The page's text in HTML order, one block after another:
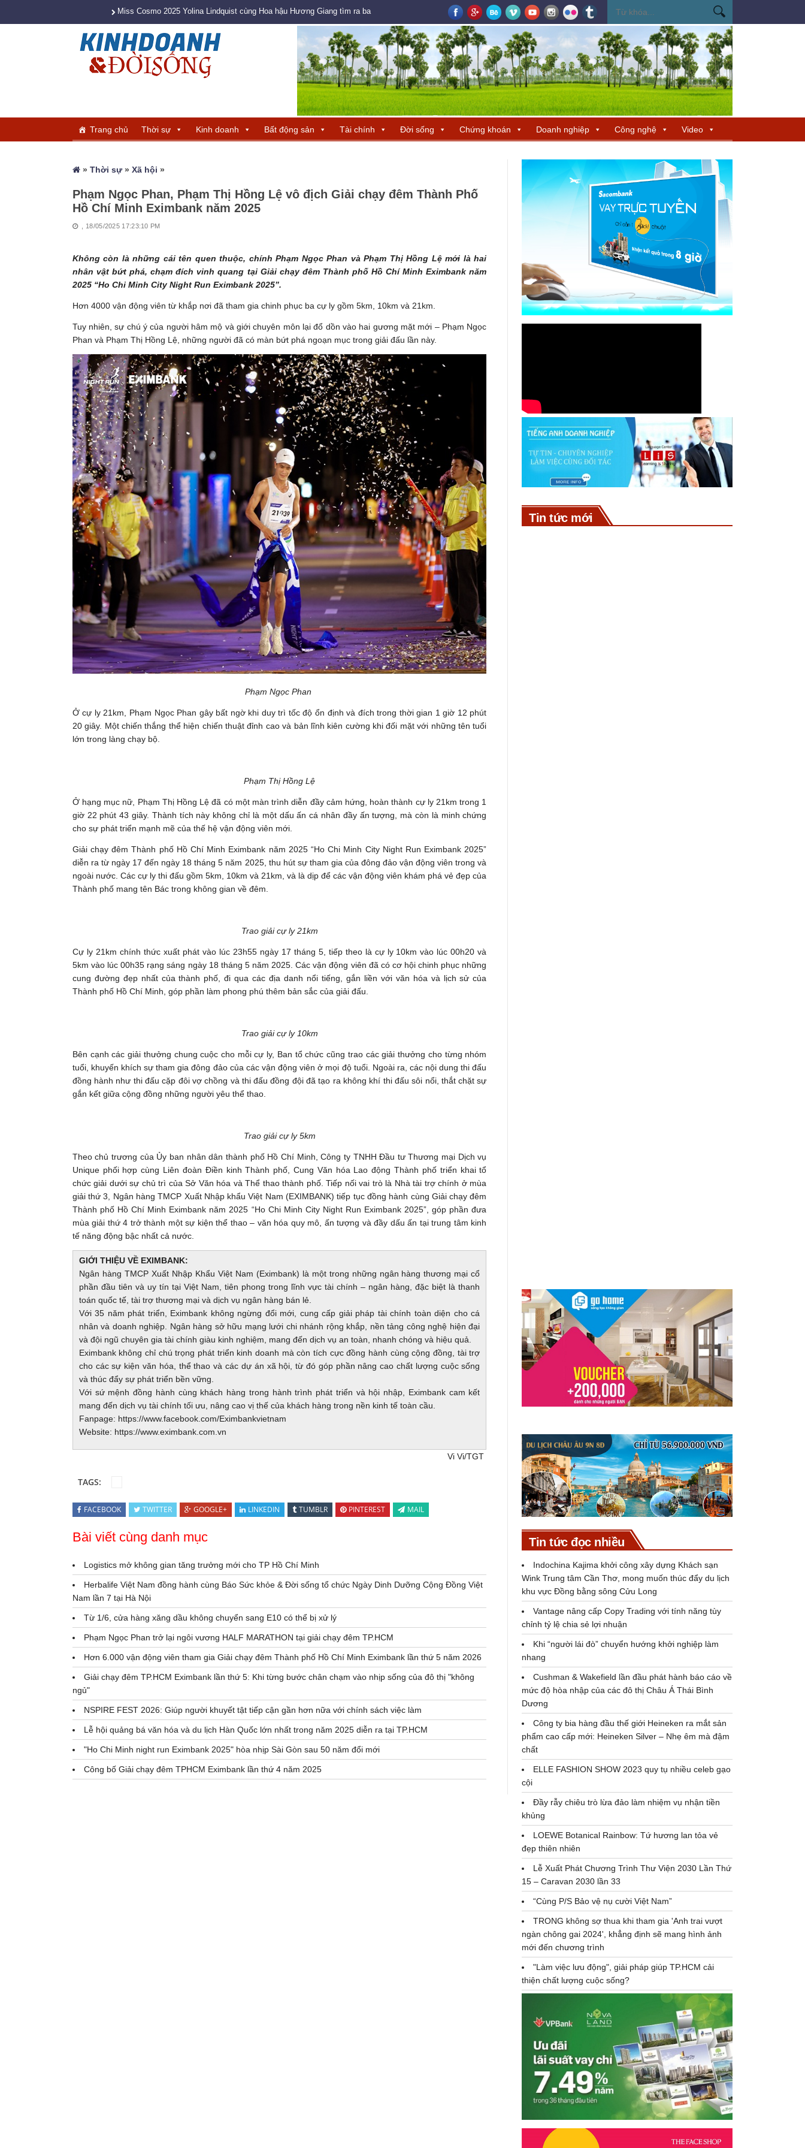
Miss Cosmo 2025 Yolina Lindquist cùng Hoa hậu Hương Giang tìm ra ba đại diện Trung Quốc – Hong Kong – Macau đến Miss Cosmo 2026 Miss Cosmo mở rộng kết nối văn hóa tại Nepal, tìm
Trang chủ Thời sự Kinh doanh Bất động sản Tài chính Đời sống Chứng khoán Doanh nghiệp Công nghệ Video
» Thời sự» Xã hội »
Phạm Ngọc Phan, Phạm Thị Hồng Lệ vô địch Giải chạy đêm Thành Phố
Hồ Chí Minh Eximbank năm 2025
, 18/05/2025 17:23:10 PM
Không còn là những cái tên quen thuộc, chính Phạm Ngọc Phan và Phạm Thị Hồng Lệ mới là hai
nhân vật bứt phá, chạm đích vinh quang tại Giải chạy đêm Thành phố Hồ Chí Minh Eximbank năm
2025 “Ho Chi Minh City Night Run Eximbank 2025”.
Hơn 4000 vận động viên từ khắp nơi đã tham gia chinh phục ba cự ly gồm 5km, 10km và 21km.
Tuy nhiên, sự chú ý của người hâm mộ và giới chuyên môn lại đổ dồn vào hai gương mặt mới – Phạm Ngọc
Phan và Phạm Thị Hồng Lệ, những người đã có màn bứt phá ngoạn mục trong giải đấu lần này.
Phạm Ngọc Phan
Ở cự ly 21km, Phạm Ngọc Phan gây bất ngờ khi duy trì tốc độ ổn định và đích trong thời gian 1 giờ 12 phút
20 giây. Một chiến thắng thể hiện chiến thuật đỉnh cao và bản lĩnh kiên cường khi đối mặt với những tên tuổi
lớn trong làng chạy bộ.
Phạm Thị Hồng Lệ
Ở hạng mục nữ, Phạm Thị Hồng Lệ đã có một màn trình diễn đầy cảm hứng, hoàn thành cự ly 21km trong 1
giờ 22 phút 43 giây. Thành tích này không chỉ là một dấu ấn cá nhân đầy ấn tượng, mà còn là minh chứng
cho sự phát triển mạnh mẽ của thế hệ vận động viên mới.
Giải chạy đêm Thành phố Hồ Chí Minh Eximbank năm 2025 “Ho Chi Minh City Night Run Eximbank 2025”
diễn ra từ ngày 17 đến ngày 18 tháng 5 năm 2025, thu hút sự tham gia của đông đảo vận động viên trong và
ngoài nước. Các cự ly thi đấu gồm 5km, 10km và 21km, và là dịp để các vận động viên khám phá vẻ đẹp của
Thành phố mang tên Bác trong không gian về đêm.
Trao giải cự ly 21km
Cự ly 21km chính thức xuất phát vào lúc 23h55 ngày 17 tháng 5, tiếp theo là cự ly 10km vào lúc 00h20 và
5km vào lúc 00h35 rạng sáng ngày 18 tháng 5 năm 2025. Các vận động viên đã có cơ hội chinh phục những
cung đường đẹp nhất của thành phố, đi qua các địa danh nổi tiếng, gắn liền với văn hóa và lịch sử của
Thành phố Hồ Chí Minh, góp phần làm phong phú thêm bản sắc của giải đấu.
Trao giải cự ly 10km
Bên cạnh các giải thưởng chung cuộc cho mỗi cự ly, Ban tổ chức cũng trao các giải thưởng cho từng nhóm
tuổi, khuyến khích sự tham gia đông đảo của các vận động viên ở mọi độ tuổi. Ngoài ra, các nội dung thi đấu
đồng hành như thi đấu cặp đôi vợ chồng và thi đấu đồng đội đã tạo ra không khí thi đấu sôi nổi, thắt chặt sự
gắn kết giữa cộng đồng những người yêu thể thao.
Trao giải cự ly 5km
Theo chủ trương của Ủy ban nhân dân thành phố Hồ Chí Minh, Công ty TNHH Đầu tư Thương mại Dịch vụ
Unique phối hợp cùng Liên đoàn Điền kinh Thành phố, Cung Văn hóa Lao động Thành phố triển khai tổ
chức giải dưới sự chủ trì của Sở Văn hóa và Thể thao thành phố. Tiếp nối vai trò là Nhà tài trợ chính ở mùa
giải thứ 3, Ngân hàng TMCP Xuất Nhập khẩu Việt Nam (EXIMBANK) tiếp tục đồng hành cùng Giải chạy đêm
Thành phố Hồ Chí Minh Eximbank năm 2025 “Ho Chi Minh City Night Run Eximbank 2025”, góp phần đưa
mùa giải thứ 4 trở thành một sự kiện thể thao – văn hóa quy mô, ấn tượng và đầy dấu ấn tại trung tâm kinh
tế năng động bậc nhất cả nước.
GIỚI THIỆU VỀ EXIMBANK:
Ngân hàng TMCP Xuất Nhập Khẩu Việt Nam (Eximbank) là một trong những ngân hàng thương mại cổ
phần đầu tiên và uy tín tại Việt Nam, tiên phong trong lĩnh vực tài chính – ngân hàng, đặc biệt là thanh
toán quốc tế, tài trợ thương mại và dịch vụ ngân hàng bán lẻ.
Với 35 năm phát triển, Eximbank không ngừng đổi mới, cung cấp giải pháp tài chính toàn diện cho cá
nhân và doanh nghiệp. Ngân hàng sở hữu mạng lưới chi nhánh rộng khắp, nền tảng công nghệ hiện đại
và đội ngũ chuyên gia tài chính giàu kinh nghiệm, mang đến dịch vụ an toàn, nhanh chóng và hiệu quả.
Eximbank không chỉ chú trọng phát triển kinh doanh mà còn tích cực đồng hành cùng cộng đồng, tài trợ
cho các sự kiện văn hóa, thể thao và các dự án xã hội, từ đó góp phần nâng cao chất lượng cuộc sống
và thúc đẩy sự phát triển bền vững.
Với sứ mệnh đồng hành cùng khách hàng trong hành trình phát triển và hội nhập, Eximbank cam kết
mang đến dịch vụ tài chính tối ưu, nâng cao vị thế của khách hàng trong nền kinh tế toàn cầu.
Fanpage: https://www.facebook.com/Eximbankvietnam
Website: https://www.eximbank.com.vn
Vi Vi/TGT
TAGS:
FACEBOOK TWITTER GOOGLE+ LINKEDIN TUMBLR PINTEREST MAIL
Bài viết cùng danh mục
Logistics mở không gian tăng trưởng mới cho TP Hồ Chí Minh
Herbalife Việt Nam đồng hành cùng Báo Sức khỏe & Đời sống tổ chức Ngày Dinh Dưỡng Cộng Đồng Việt
Nam lần 7 tại Hà Nội
Từ 1/6, cửa hàng xăng dầu không chuyển sang E10 có thể bị xử lý
Phạm Ngọc Phan trở lại ngôi vương HALF MARATHON tại giải chạy đêm TP.HCM
Hơn 6.000 vận động viên tham gia Giải chạy đêm Thành phố Hồ Chí Minh Eximbank lần thứ 5 năm 2026
Giải chạy đêm TP.HCM Eximbank lần thứ 5: Khi từng bước chân chạm vào nhịp sống của đô thị "không
ngủ"
NSPIRE FEST 2026: Giúp người khuyết tật tiếp cận gần hơn nữa với chính sách việc làm
Lễ hội quảng bá văn hóa và du lịch Hàn Quốc lớn nhất trong năm 2025 diễn ra tại TP.HCM
"Ho Chi Minh night run Eximbank 2025" hòa nhịp Sài Gòn sau 50 năm đổi mới
Công bố Giải chạy đêm TPHCM Eximbank lần thứ 4 năm 2025
Tin tức mới
Tin tức đọc nhiều
Indochina Kajima khởi công xây dựng Khách sạn
Wink Trung tâm Cần Thơ, mong muốn thúc đẩy du lịch
khu vực Đồng bằng sông Cửu Long
Vantage nâng cấp Copy Trading với tính năng tùy
chỉnh tỷ lệ chia sẻ lợi nhuận
Khi “người lái đò” chuyển hướng khởi nghiệp làm
nhang
Cushman & Wakefield lần đầu phát hành báo cáo về
mức độ hòa nhập của các đô thị Châu Á Thái Bình
Dương
Công ty bia hàng đầu thế giới Heineken ra mắt sản
phẩm cao cấp mới: Heineken Silver – Nhẹ êm mà đậm
chất
ELLE FASHION SHOW 2023 quy tụ nhiều celeb gạo
cội
Đầy rẫy chiêu trò lừa đảo làm nhiệm vụ nhận tiền
khủng
LOEWE Botanical Rainbow: Tứ hương lan tỏa vẻ
đẹp thiên nhiên
Lễ Xuất Phát Chương Trình Thư Viện 2030 Lần Thứ
15 – Caravan 2030 lần 33
“Cùng P/S Bảo vệ nụ cười Việt Nam”
TRONG không sợ thua khi tham gia 'Anh trai vượt
ngàn chông gai 2024', khẳng định sẽ mang hình ảnh
mới đến chương trình
"Làm việc lưu động", giải pháp giúp TP.HCM cải
thiện chất lượng cuộc sống?